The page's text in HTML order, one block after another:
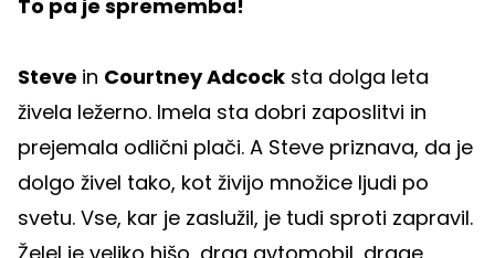
To pa je sprememba!
Steve in Courtney Adcock sta dolga leta
živela ležerno. Imela sta dobri zaposlitvi in
prejemala odlični plači. A Steve priznava, da je
dolgo živel tako, kot živijo množice ljudi po
svetu. Vse, kar je zaslužil, je tudi sproti zapravil.